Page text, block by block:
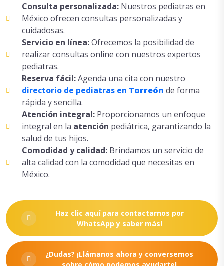
Consulta personalizada: Nuestros pediatras en
México ofrecen consultas personalizadas y
cuidadosas.
Servicio en línea:Ofrecemos la posibilidad de
realizar consultas online con nuestros expertos
pediatras.
Reserva fácil:Agenda una cita con nuestro
directorio de pediatras en Torreón de forma
rápida y sencilla.
Atención integral: Proporcionamos un enfoque
integral en la atención pediátrica, garantizando la
salud de tus hijos.
Comodidad y calidad: Brindamos un servicio de
alta calidad con la comodidad que necesitas en
México.
Haz clic aquí para contactarnos por
WhatsApp y saber más!
¿Dudas? ¡Llámanos ahora y conversemos
sobre cómo podemos ayudarte!